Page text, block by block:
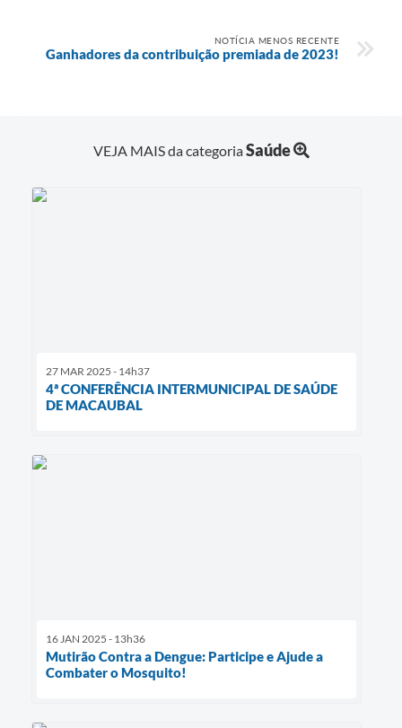
Emprega
Agenda
NOTÍCIA MENOS RECENTE
Ganhadores da contribuição premiada de 2023!
VEJA MAIS da categoriaSaúde
27 MAR 2025 - 14h37
4ª CONFERÊNCIA INTERMUNICIPAL DE SAÚDE
DE MACAUBAL
16 JAN 2025 - 13h36
Mutirão Contra a Dengue: Participe e Ajude a
Combater o Mosquito!